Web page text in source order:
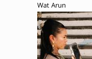
Wat Arun